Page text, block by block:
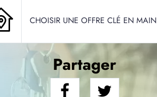
CHOISIR UNE OFFRE CLÉ EN MAIN
Partager